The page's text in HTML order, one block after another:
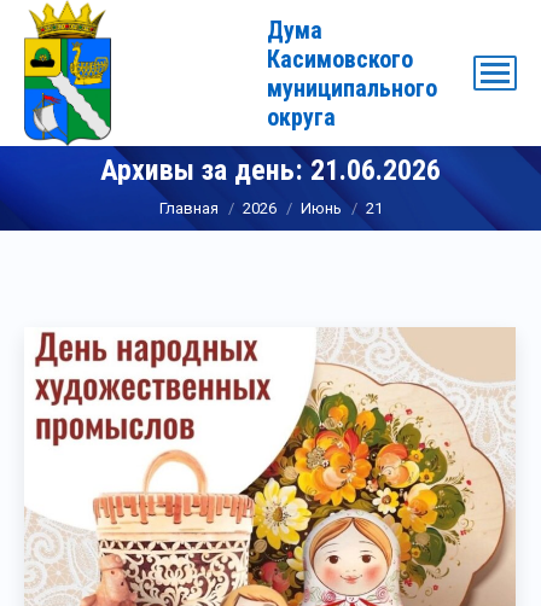
Дума
Касимовского
муниципального
округа
Архивы за день:21.06.2026
Вы здесь:
Главная 2026 Июнь 21